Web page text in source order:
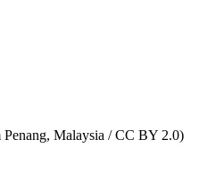
Penang, Malaysia / CC BY 2.0)